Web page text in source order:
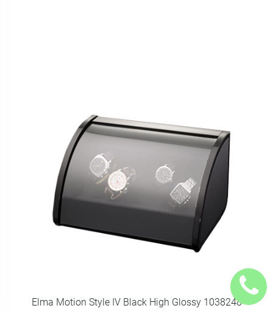
Elma Motion Style IV Black High Glossy 1038248